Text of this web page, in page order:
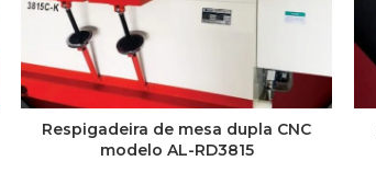
Respigadeira de mesa dupla CNC
modelo AL-RD3815